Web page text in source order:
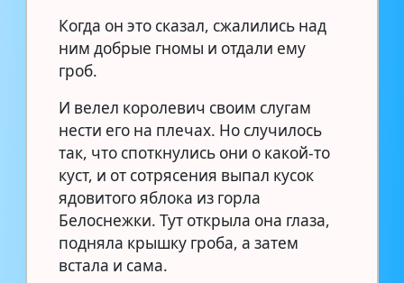
Когда он это сказал, сжалились над
ним добрые гномы и отдали ему
гроб.
И велел королевич своим слугам
нести его на плечах. Но случилось
так, что споткнулись они о какой-то
куст, и от сотрясения выпал кусок
ядовитого яблока из горла
Белоснежки. Тут открыла она глаза,
подняла крышку гроба, а затем
встала и сама.